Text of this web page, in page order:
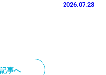
2026.07.23
事へ